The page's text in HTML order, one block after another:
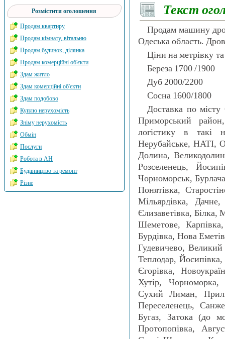
Текст
Продам машину
Одеська область.
Ціни на метрівку та
Береза ​​1700 /1900
Дуб 2000/2200
Сосна 1600/1800
Доставка по
Приморський
логістику в такі
Нерубайське, НАТІ,
Долина,
Розселенець,
Чорноморськ,
Понятівка,
Мільярдівка,
Єлизаветівка, Білка,
Шеметове,
Бурдівка, Нова
Гудевичево,
Теплодар,
Єгорівка,
Хутір, Чорноморка,
Сухий Лиман,
Переселенець,
Бугаз, Затока (до
Протопопівка,
Розмістити оголошення
Продам квартиру
Продам кімнату, вітальню
Продам будинок, ділянка
Продам комерційні об'єкти
Здам житло
Здам комерційні об'єкти
Здам подобово
Куплю нерухомість
Зніму нерухомість
Обмін
Послуги
Робота в АН
Будівництво та ремонт
Різне